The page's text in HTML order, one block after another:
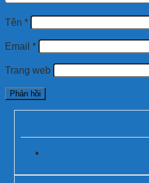
Tên *
Email *
Trang web